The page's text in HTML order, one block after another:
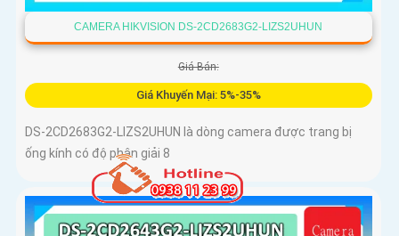
CAMERA HIKVISION DS-2CD2683G2-LIZS2UHUN
Giá Bán:
Giá Khuyến Mại: 5%-35%
DS-2CD2683G2-LIZS2UHUN là dòng camera được trang bị
ống kính có độ phân giải 8